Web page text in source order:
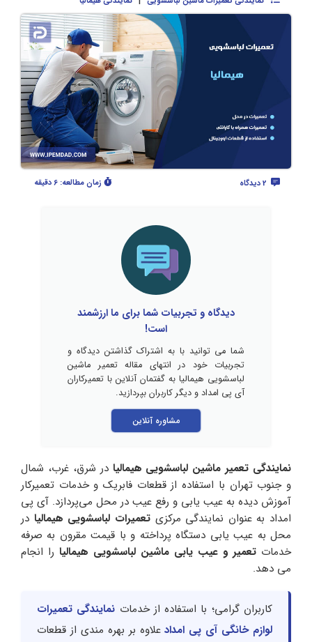
زمان مطالعه: 6 دقیقه
دیدگاه و تجربیات شما برای ما ارزشمند
است!
شما می توانید با به اشتراک گذاشتن دیدگاه و
تجربیات خود در انتهای مقاله تعمیر ماشین
لباسشویی هیمالیا به گفتمان آنلاین با تعمیرکاران
آی پی امداد و دیگر کاربران بپردازید.
مشاوره آنلاین
نمایندگی تعمیر ماشین لباسشویی هیمالیادر شرق، غرب، شمال
و جنوب تهران با استفاده از قطعات فابریک و خدمات تعمیرکار
آموزش دیده به عیب یابی و رفع عیب در محل می‌پردازد. آی پی
امداد به عنوان نمایندگی مرکزی تعمیرات لباسشویی هیمالیا در
محل به عیب یابی دستگاه پرداخته و با قیمت مقرون به صرفه
خدمات تعمیر و عیب یابی ماشین لباسشویی هیمالیا را انجام
می دهد.
کاربران گرامی؛ با استفاده از خدمات نمایندگی تعمیرات
لوازم خانگی آی پی امدادعلاوه بر بهره مندی از قطعات